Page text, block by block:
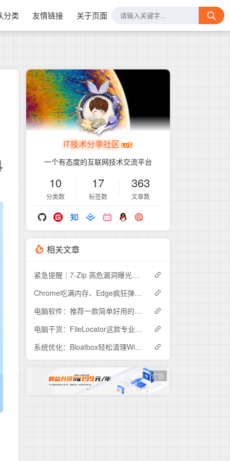
分类 友情链接 关于页面
IT技术分享社区
一个有态度的互联网技术交流平台
10
分类数
17
标签数
363
文章数
相关文章
紧急提醒｜7-Zip 高危漏洞曝光，你的电脑可能正在"裸奔"
Chrome吃满内存、Edge疯狂弹窗？Helium这款开源浏览器安静到离谱
电脑软件：推荐一款简单好用的视频压缩工具ShanaEncoder
电脑干货：FileLocator这款专业文件检索工具，解决99%的文件查找难题
系统优化：Bloatbox轻松清理Win10冗余预装应用
广告